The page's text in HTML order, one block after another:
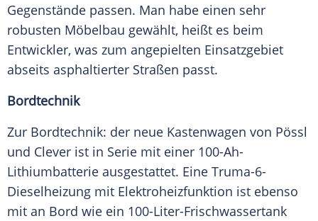
Gegenstände passen. Man habe einen sehr
robusten Möbelbau gewählt, heißt es beim
Entwickler, was zum angepielten Einsatzgebiet
abseits asphaltierter Straßen passt.
Bordtechnik
Zur Bordtechnik: der neue Kastenwagen von Pössl
und Clever ist in Serie mit einer 100-Ah-
Lithiumbatterie ausgestattet. Eine Truma-6-
Dieselheizung mit Elektroheizfunktion ist ebenso
mit an Bord wie ein 100-Liter-Frischwassertank